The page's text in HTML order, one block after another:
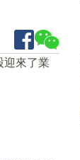
迎來了業